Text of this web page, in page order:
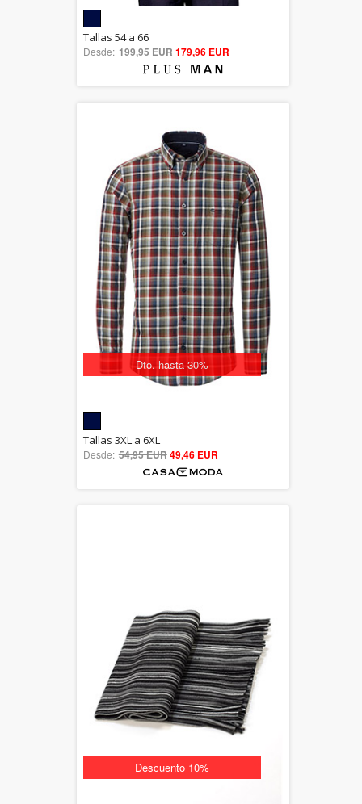
out of 5
Tallas 54 a 66
Desde: 199,95 EUR179,96 EUR
Dto. hasta 30%
5.00
out of 5
Tallas 3XL a 6XL
Desde: 54,95 EUR49,46 EUR
Descuento 10%